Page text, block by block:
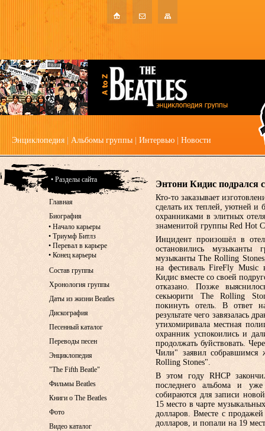
Энциклопедия Альбомы группы Интервью Новости
Энтони Кидис подрался
Кто-то заказывает
сделать их теплей, уютней и
охранниками в элитных
знаменитой группы Red Hot
Инцидент произошёл в
остановились
музыканты The Rolling
на фестиваль FireFly Music
Кидис вместе со своей
отказано. Позже
секьюрити The Rolling
покинуть отель. В ответ
результате чего завязалась
утихомиривала местная
охранник успокоились и
продолжать буйствовать.
Чили" заявил
Rolling Stones".
В этом году RHCP
последнего альбома и
собираются для записи
15 место в чарте
долларов. Вместе с
долларов, и попали на 19
• Разделы сайта
Главная
Биография
• Начало карьеры
• Триумф Битлз
• Перевал в карьере
• Конец карьеры
Состав группы
Хронология группы
Даты из жизни Beatles
Дискография
Песенный каталог
Переводы песен
Энциклопедия
"The Fifth Beatle"
Фильмы Beatles
Книги о The Beatles
Фото
Видео каталог